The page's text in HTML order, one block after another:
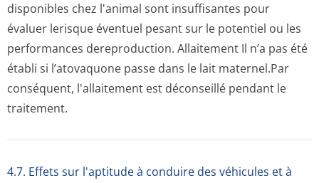
disponibles chez l'animal sont insuffisantes pour
évaluer lerisque éventuel pesant sur le potentiel ou les
performances dereproduction. Allaitement Il n’a pas été
établi si l’atovaquone passe dans le lait maternel.Par
conséquent, l'allaitement est déconseillé pendant le
traitement.
4.7. Effets sur l'aptitude à conduire des véhicules et à